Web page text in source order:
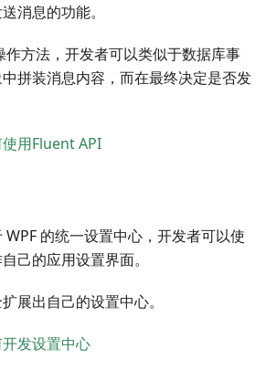
消息的功能。
方法，开发者可以类似于数据库事
拼装消息内容，而在最终决定是否发
用Fluent API
的统一设置中心，开发者可以使
己的应用设置界面。
展出自己的设置中心。
发设置中心